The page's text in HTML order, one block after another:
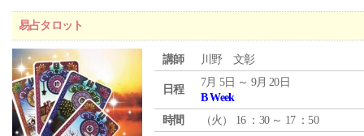
易占タロット
講師 川野 文彰
日程
7月 5日 ～ 9月 20日
B Week
時間
（火 ） 16 ：30 ～ 17 ：50